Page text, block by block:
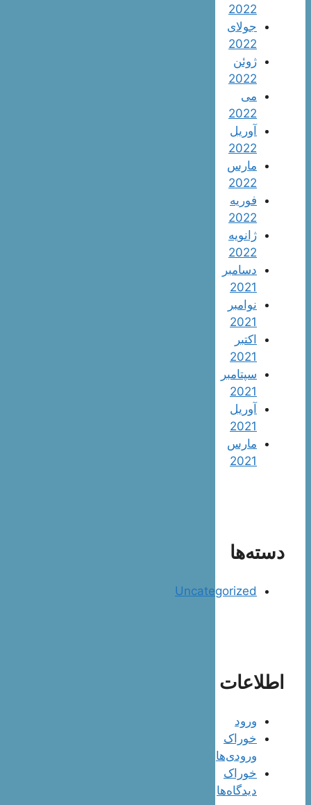
2022
جولای
2022
ژوئن
2022
می
2022
آوریل
2022
مارس
2022
فوریه
2022
ژانویه
2022
دسامبر
2021
نوامبر
2021
اکتبر
2021
سپتامبر
2021
آوریل
2021
مارس
2021
دسته‌ها
Uncategorized
اطلاعات
ورود
خوراک
ورودی‌ها
خوراک
دیدگاه‌ها